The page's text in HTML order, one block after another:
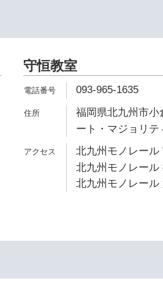
守恒教室
093-965-1635
福岡県北九州市小
ート・マジョリテ
北九州モノレール
北九州モノレール
北九州モノレール